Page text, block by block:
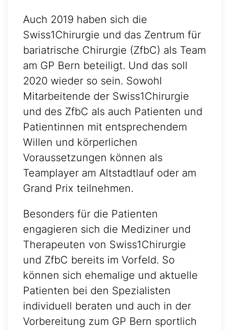
Auch 2019 haben sich die
Swiss1Chirurgie und das Zentrum für
bariatrische Chirurgie (ZfbC) als Team
am GP Bern beteiligt. Und das soll
2020 wieder so sein. Sowohl
Mitarbeitende der Swiss1Chirurgie
und des ZfbC als auch Patienten und
Patientinnen mit entsprechendem
Willen und körperlichen
Voraussetzungen können als
Teamplayer am Altstadtlauf oder am
Grand Prix teilnehmen.
Besonders für die Patienten
engagieren sich die Mediziner und
Therapeuten von Swiss1Chirurgie
und ZfbC bereits im Vorfeld. So
können sich ehemalige und aktuelle
Patienten bei den Spezialisten
individuell beraten und auch in der
Vorbereitung zum GP Bern sportlich